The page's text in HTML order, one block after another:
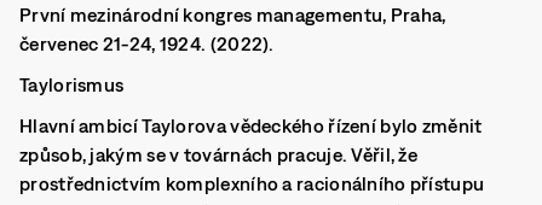
První mezinárodní kongres managementu, Praha,
červenec 21-24, 1924. (2022).
Taylorismus
Hlavní ambicí Taylorova vědeckého řízení bylo změnit
způsob, jakým se v továrnách pracuje. Věřil, že
prostřednictvím komplexního a racionálního přístupu